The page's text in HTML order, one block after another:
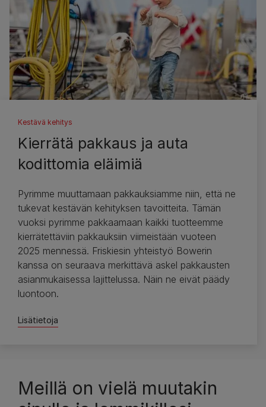
Kestävä kehitys
Kierrätä pakkaus ja auta
kodittomia eläimiä
Pyrimme muuttamaan pakkauksiamme niin, että ne
tukevat kestävän kehityksen tavoitteita. Tämän
vuoksi pyrimme pakkaamaan kaikki tuotteemme
kierrätettäviin pakkauksiin viimeistään vuoteen
2025 mennessä. Friskiesin yhteistyö Bowerin
kanssa on seuraava merkittävä askel pakkausten
asianmukaisessa lajittelussa. Näin ne eivät päädy
luontoon.
Lisätietoja
Meillä on vielä muutakin